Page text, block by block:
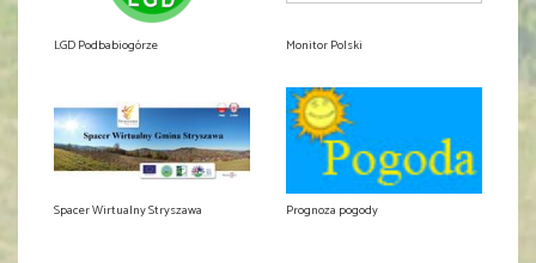
LGD Podbabiogórze Monitor Polski
Spacer Wirtualny Stryszawa Prognoza pogody